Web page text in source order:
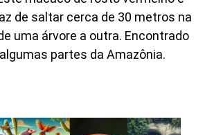
de saltar cerca de 30 metros na
uma árvore a outra. Encontrado
partes da Amazônia.
Notícia.
Digital